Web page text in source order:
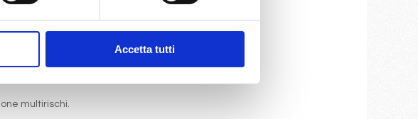
Accetta tutti
durante la crociera.
biblioteca, discoteca.
multirischi.